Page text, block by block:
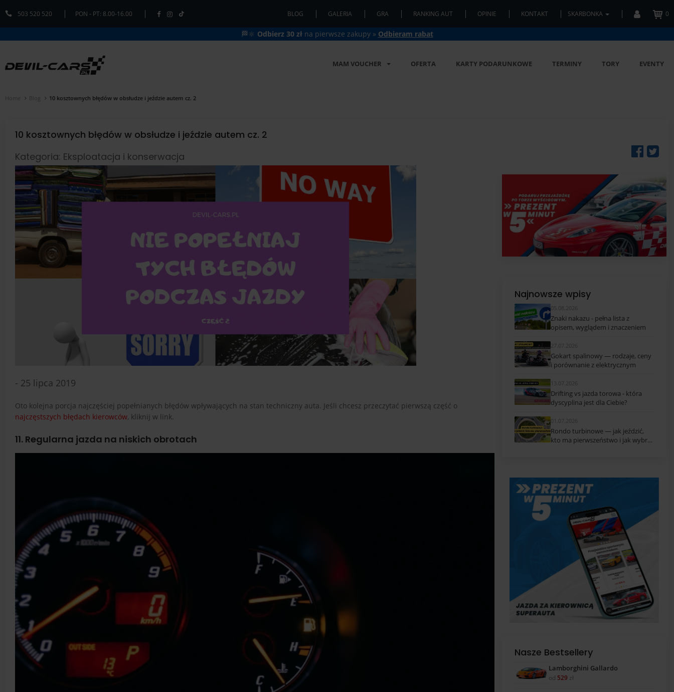
503 520 520 PON - PT: 8.00-16.00 BLOG GALERIA GRA RANKING AUT OPINIE KONTAKT SKARBONKA 0
🏁🔆 Odbierz 30 zł na pierwsze zakupy » Odbieram rabat
MAM VOUCHER OFERTA KARTY PODARUNKOWE TERMINY TORY EVENTY
Home Blog 10 kosztownych błędów w obsłudze i jeździe autem cz. 2
10 kosztownych błędów w obsłudze i jeździe autem cz. 2
Kategoria: Eksploatacja i konserwacja
- 25 lipca 2019
Oto kolejna porcja najczęściej popełnianych błędów wpływających na stan techniczny auta. Jeśli chcesz przeczytać pierwszą część o
najczęstszych błędach kierowców, kliknij w link.
11. Regularna jazda na niskich obrotach
Najnowsze wpisy
05.08.2026
Znaki nakazu - pełna lista z
opisem, wyglądem i znaczeniem
27.07.2026
Gokart spalinowy — rodzaje, ceny
i porównanie z elektrycznym
13.07.2026
Drifting vs jazda torowa - która
dyscyplina jest dla Ciebie?
01.07.2026
Rondo turbinowe — jak jeździć,
kto ma pierwszeństwo i jak wybrać
Nasze Bestsellery
Lamborghini Gallardo
od 529 zł